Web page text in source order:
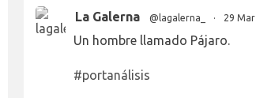
La Galerna @lagalerna_ · 29 Mar
Un hombre llamado Pájaro.
#portanálisis